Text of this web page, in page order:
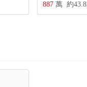
3房2廳2衛